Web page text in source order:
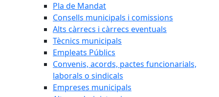
Pla de Mandat
Consells municipals i comissions
Alts càrrecs i càrrecs eventuals
Tècnics municipals
Empleats Públics
Convenis, acords, pactes funcionarials,
laborals o sindicals
Empreses municipals